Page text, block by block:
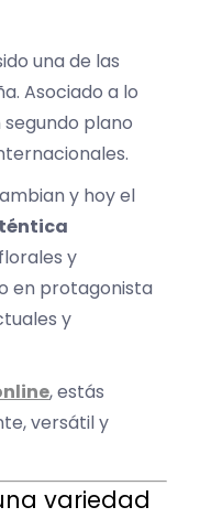
una de las
Asociado a lo
plano
y hoy el
y
en protagonista
y
, estás
versátil y
variedad